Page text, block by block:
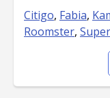
Citigo, Fabia,
Roomster,